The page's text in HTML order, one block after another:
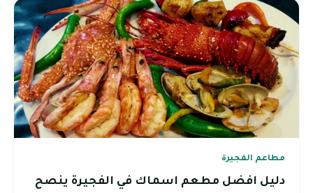
مطاعم الفجيرة
دليل افضل مطعم اسماك في الفجيرة ينصح